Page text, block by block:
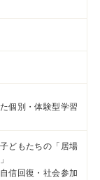
個別・体験型学習
どもたちの「居場
信回復・社会参加